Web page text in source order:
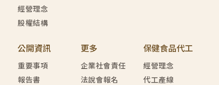
經營理念
股權結構
公開資訊
重要事項
報告書
更多
企業社會責任
法說會報名
保健食品代工
經營理念
代工產線